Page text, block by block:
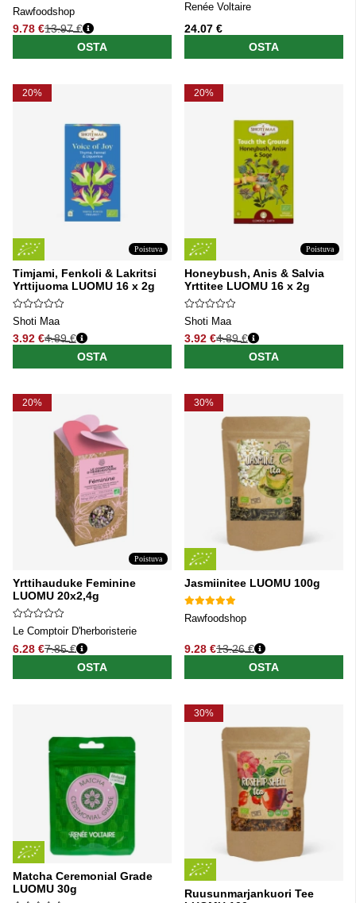
Rawfoodshop
9.78 €
Normaali hinta
13.97 €
OSTA
Renée Voltaire
24.07 €
OSTA
20%
Poistuva
Timjami, Fenkoli & Lakritsi
Yrttijuoma LUOMU 16 x 2g
Shoti Maa
3.92 €
Normaali hinta
4.89 €
OSTA
20%
Poistuva
Honeybush, Anis & Salvia
Yrttitee LUOMU 16 x 2g
Shoti Maa
3.92 €
Normaali hinta
4.89 €
OSTA
20%
Poistuva
Yrttihauduke Feminine
LUOMU 20x2,4g
Le Comptoir D'herboristerie
6.28 €
Normaali hinta
7.85 €
OSTA
30%
Jasmiinitee LUOMU 100g
Rawfoodshop
9.28 €
Normaali hinta
13.26 €
OSTA
Matcha Ceremonial Grade
LUOMU 30g
30%
Ruusunmarjankuori Tee